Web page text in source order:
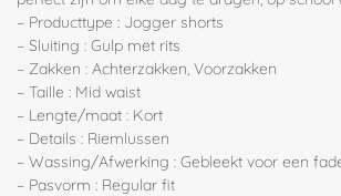
– Producttype : Jogger shorts
– Sluiting : Gulp met rits
– Zakken : Achterzakken, Voorzakken
– Taille : Mid waist
– Lengte/maat : Kort
– Details : Riemlussen
– Wassing/Afwerking : Gebleekt voor een
– Pasvorm : Regular fit